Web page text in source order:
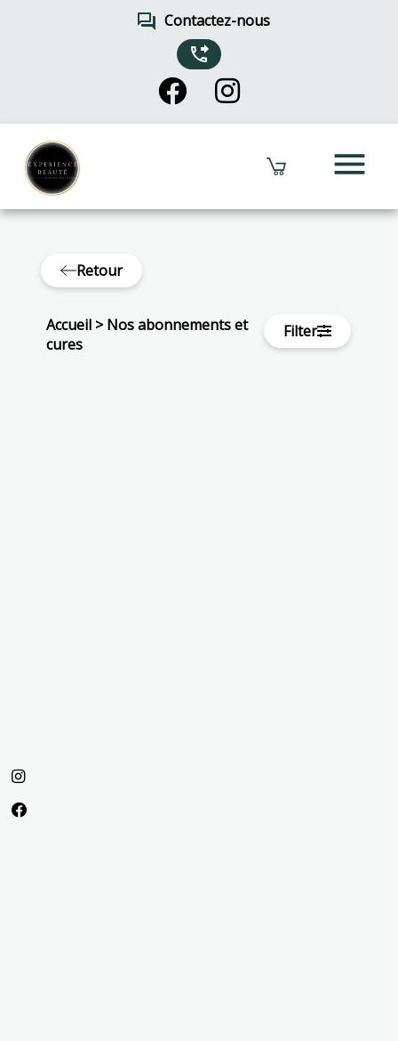
forum Contactez-nous
phone_forwarded
menu
Retour
Accueil >Nos abonnements et
cures
Filter